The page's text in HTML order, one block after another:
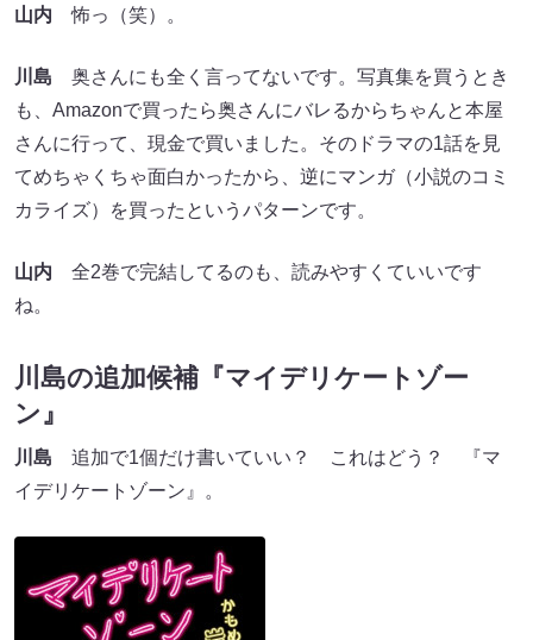
山内 怖っ（笑）。
川島 奥さんにも全く言ってないです。写真集を買うとき
も、Amazonで買ったら奥さんにバレるからちゃんと本屋
さんに行って、現金で買いました。そのドラマの1話を見
てめちゃくちゃ面白かったから、逆にマンガ（小説のコミ
カライズ）を買ったというパターンです。
山内 全2巻で完結してるのも、読みやすくていいです
ね。
川島の追加候補『マイデリケートゾー
ン』
川島 追加で1個だけ書いていい？ これはどう？ 『マ
イデリケートゾーン』。